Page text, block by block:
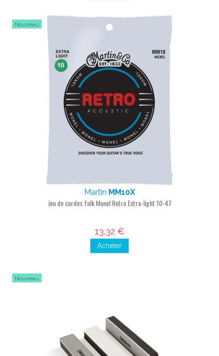
Nouveau
Martin MM10X
Jeu de cordes folk Monel Retro Extra-light 10-47
13,32 €
Acheter
Nouveau